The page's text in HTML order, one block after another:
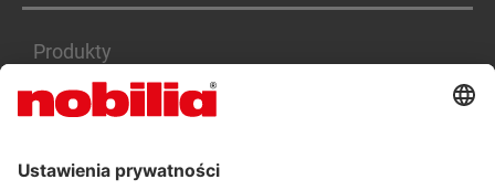
Produkty
Serwis
Kariera